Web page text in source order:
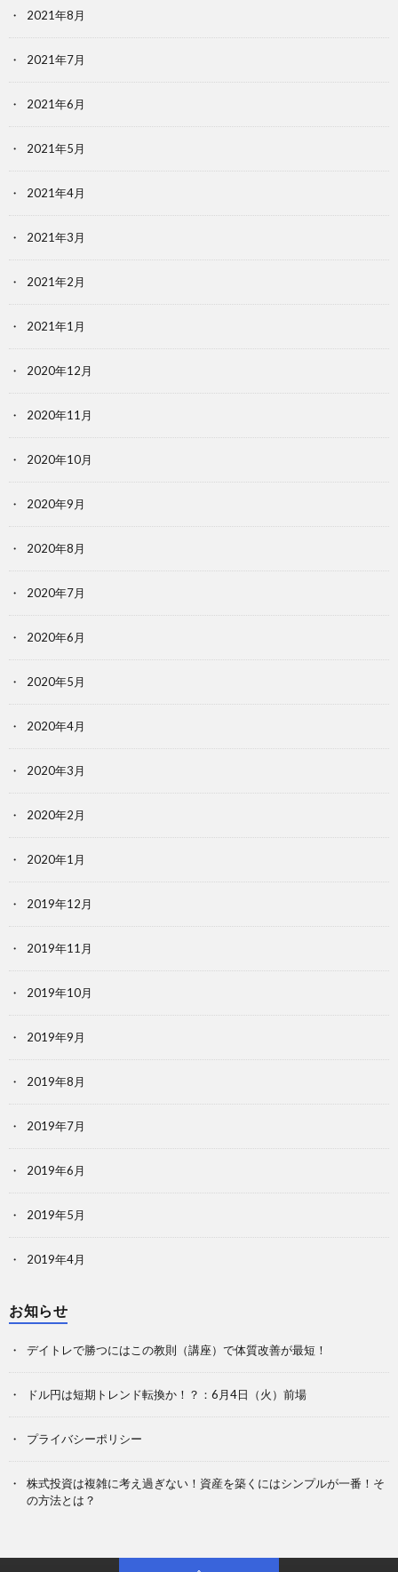
2021年8月
2021年7月
2021年6月
2021年5月
2021年4月
2021年3月
2021年2月
2021年1月
2020年12月
2020年11月
2020年10月
2020年9月
2020年8月
2020年7月
2020年6月
2020年5月
2020年4月
2020年3月
2020年2月
2020年1月
2019年12月
2019年11月
2019年10月
2019年9月
2019年8月
2019年7月
2019年6月
2019年5月
2019年4月
お知らせ
デイトレで勝つにはこの教則（講座）で体質改善が最短！
ドル円は短期トレンド転換か！？：6月4日（火）前場
プライバシーポリシー
株式投資は複雑に考え過ぎない！資産を築くにはシンプルが一番！そ
の方法とは？